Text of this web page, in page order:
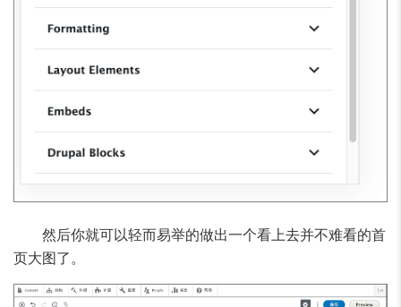
然后你就可以轻而易举的做出一个看上去并不难看的首
页大图了。